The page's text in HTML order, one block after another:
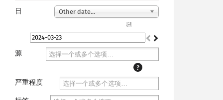
日 Other date...
📆
源
?
严重程度